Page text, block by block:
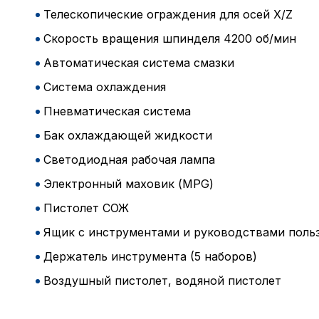
Телескопические ограждения для осей X/Z
Скорость вращения шпинделя 4200 об/мин
Автоматическая система смазки
Система охлаждения
Пневматическая система
Бак охлаждающей жидкости
Светодиодная рабочая лампа
Электронный маховик (MPG)
Пистолет СОЖ
Ящик с инструментами и руководствами
Держатель инструмента (5 наборов)
Воздушный пистолет, водяной пистолет